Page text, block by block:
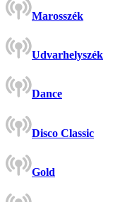
Marosszék
Udvarhelyszék
Dance
Disco Classic
Gold